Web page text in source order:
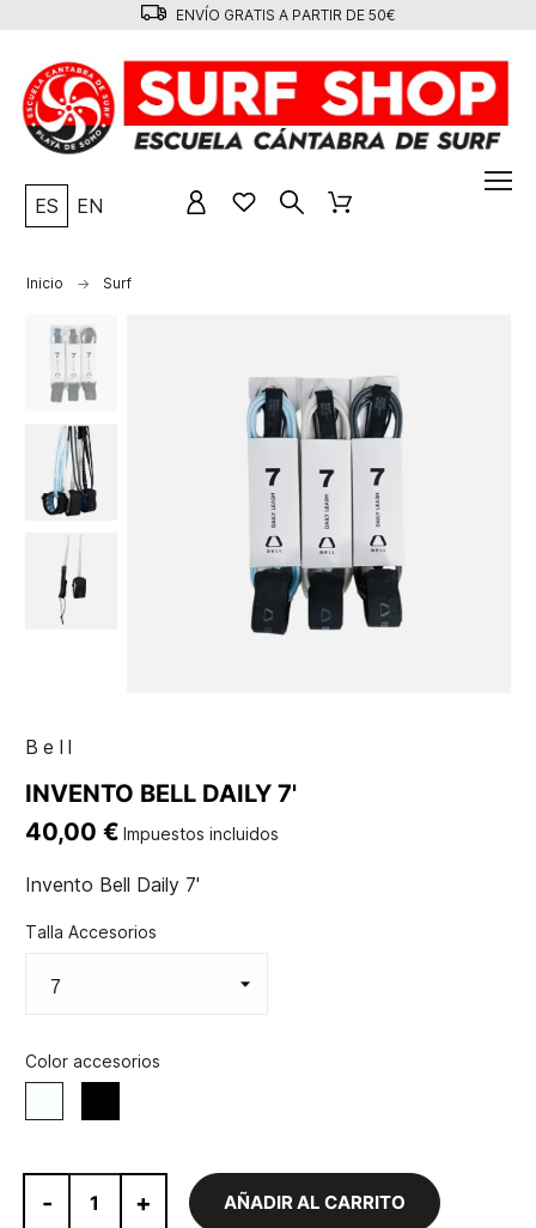
ENVÍO GRATIS A PARTIR DE 50€
ES EN
Inicio Surf
Bell
INVENTO BELL DAILY 7'
40,00 € Impuestos incluidos
Invento Bell Daily 7'
Talla Accesorios
Color accesorios
- + AÑADIR AL CARRITO